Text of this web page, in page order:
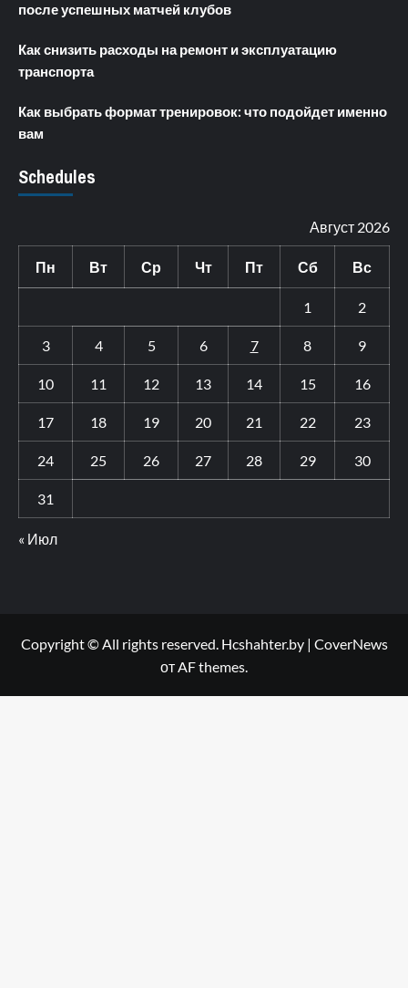
после успешных матчей клубов
Как снизить расходы на ремонт и эксплуатацию
транспорта
Как выбрать формат тренировок: что подойдет именно
вам
Schedules
Август 2026
Пн Вт Ср Чт Пт Сб Вс
1 2
3 4 5 6 7 8 9
10 11 12 13 14 15 16
17 18 19 20 21 22 23
24 25 26 27 28 29 30
31
« Июл
Copyright © All rights reserved. Hcshahter.by | CoverNews
от AF themes.